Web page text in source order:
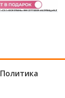
Политика